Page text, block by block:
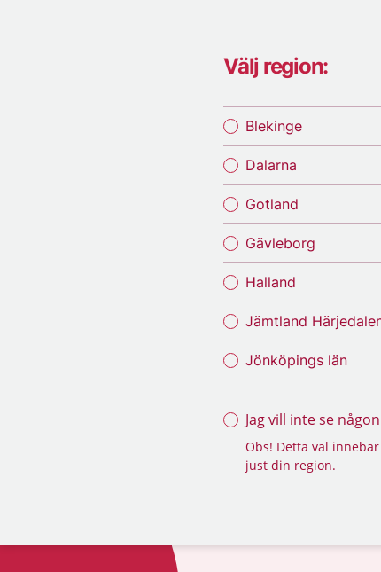
Välj region:
Blekinge
Dalarna
Gotland
Gävleborg
Halland
Jämtland
Jönköpings län
Jag vill inte se
Obs! Detta val
just din region.